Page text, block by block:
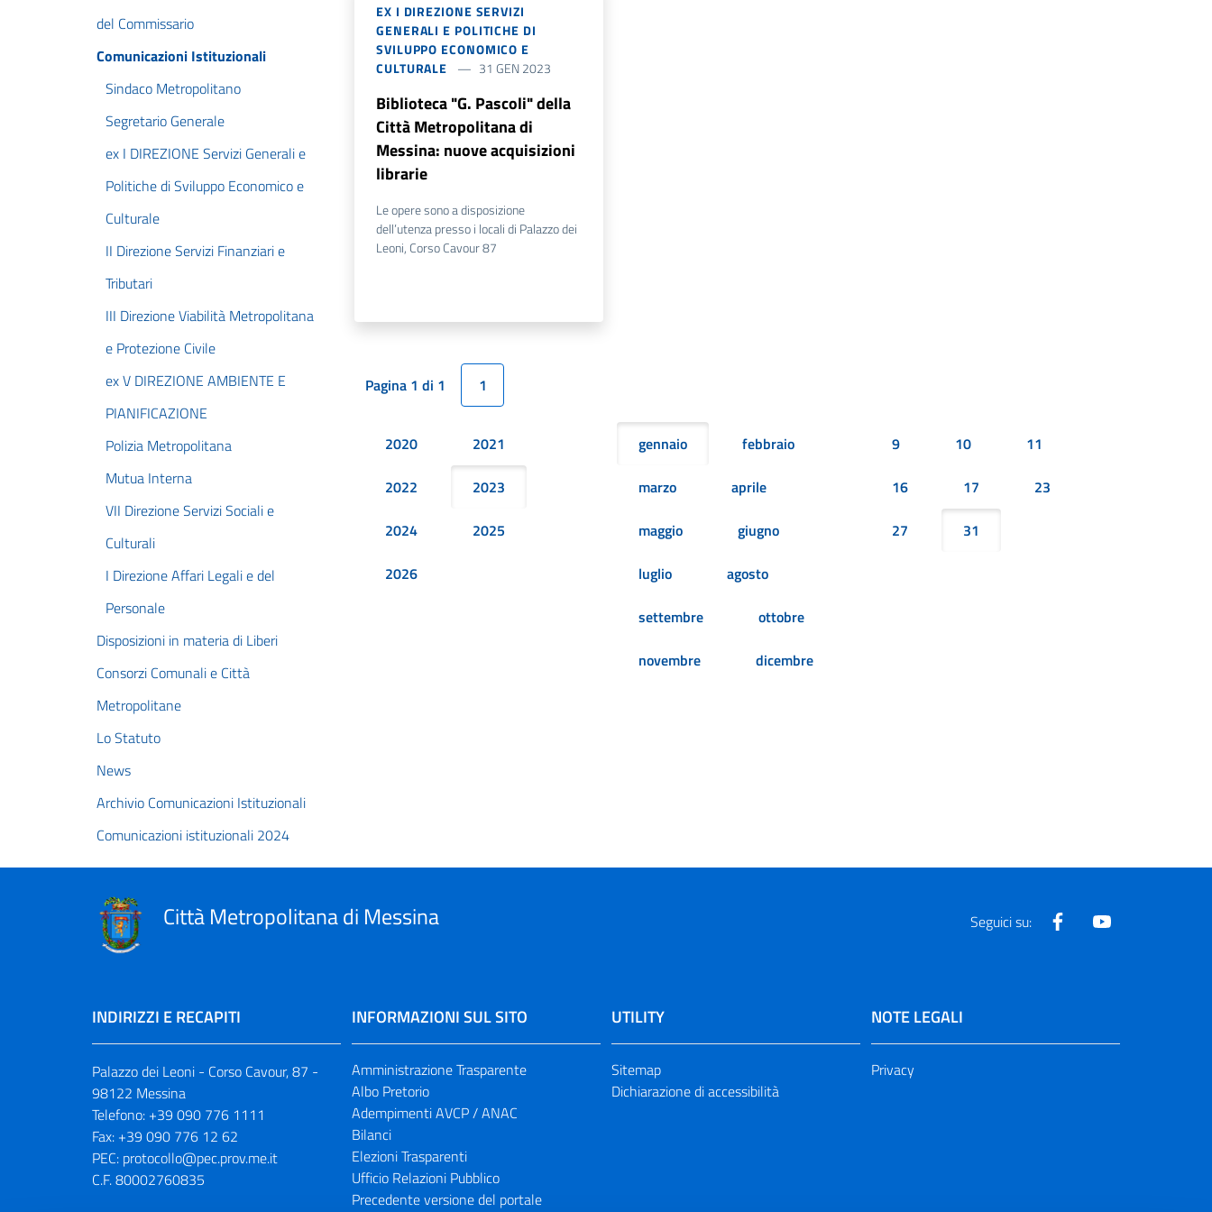
del Commissario
Comunicazioni Istituzionali
Sindaco Metropolitano
Segretario Generale
ex I DIREZIONE Servizi Generali e
Politiche di Sviluppo Economico e
Culturale
II Direzione Servizi Finanziari e
Tributari
III Direzione Viabilità Metropolitana
e Protezione Civile
ex V DIREZIONE AMBIENTE E
PIANIFICAZIONE
Polizia Metropolitana
Mutua Interna
VII Direzione Servizi Sociali e
Culturali
I Direzione Affari Legali e del
Personale
Disposizioni in materia di Liberi
Consorzi Comunali e Città
Metropolitane
Lo Statuto
News
Archivio Comunicazioni Istituzionali
Comunicazioni istituzionali 2024
EX I DIREZIONE SERVIZI
GENERALI E POLITICHE DI
SVILUPPO ECONOMICO E
CULTURALE
31 GEN 2023
Biblioteca "G. Pascoli" della
Città Metropolitana di
Messina: nuove acquisizioni
librarie
Le opere sono a disposizione
dell’utenza presso i locali di Palazzo dei
Leoni, Corso Cavour 87
Pagina 1 di 1 1
2020
2021
2022
2023
2024
2025
2026
gennaio
febbraio
marzo
aprile
maggio
giugno
luglio
agosto
settembre
ottobre
novembre
dicembre
9 10
11
16
17
23
27
31
Città Metropolitana di Messina Seguici su: Facebook
INDIRIZZI E RECAPITI
Palazzo dei Leoni - Corso Cavour, 87 -
98122 Messina
Telefono: +39 090 776 1111
Fax: +39 090 776 12 62
PEC: protocollo@pec.prov.me.it
C.F. 80002760835
INFORMAZIONI SUL SITO
Amministrazione Trasparente
Albo Pretorio
Adempimenti AVCP / ANAC
Bilanci
Elezioni Trasparenti
Ufficio Relazioni Pubblico
Precedente versione del portale
UTILITY
Sitemap
Dichiarazione di accessibilità
NOTE LEGALI
Privacy